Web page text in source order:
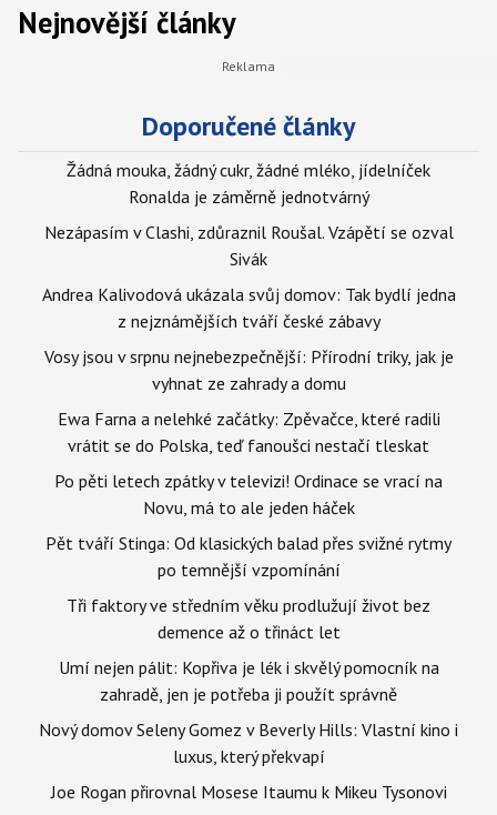
Nejnovější články
Doporučené články
Žádná mouka, žádný cukr, žádné mléko, jídelníček
Ronalda je záměrně jednotvárný
Nezápasím v Clashi, zdůraznil Roušal. Vzápětí se ozval
Sivák
Andrea Kalivodová ukázala svůj domov: Tak bydlí jedna
z nejznámějších tváří české zábavy
Vosy jsou v srpnu nejnebezpečnější: Přírodní triky, jak je
vyhnat ze zahrady a domu
Ewa Farna a nelehké začátky: Zpěvačce, které radili
vrátit se do Polska, teď fanoušci nestačí tleskat
Po pěti letech zpátky v televizi! Ordinace se vrací na
Novu, má to ale jeden háček
Pět tváří Stinga: Od klasických balad přes svižné rytmy
po temnější vzpomínání
Tři faktory ve středním věku prodlužují život bez
demence až o třináct let
Umí nejen pálit: Kopřiva je lék i skvělý pomocník na
zahradě, jen je potřeba ji použít správně
Nový domov Seleny Gomez v Beverly Hills: Vlastní kino i
luxus, který překvapí
Joe Rogan přirovnal Mosese Itaumu k Mikeu Tysonovi